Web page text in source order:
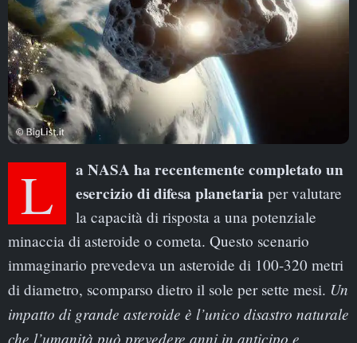
La NASA ha recentemente completato un esercizio di difesa planetaria per valutare
la capacità di risposta a una potenziale
minaccia di asteroide o cometa. Questo scenario
immaginario prevedeva un asteroide di 100-320 metri
di diametro, scomparso dietro il sole per sette mesi. Un
impatto di grande asteroide è l’unico disastro naturale
che l’umanità può prevedere anni in anticipo e